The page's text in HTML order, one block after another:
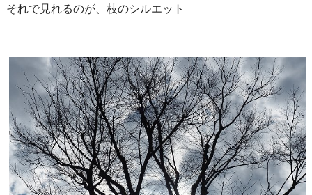
それで見れるのが、枝のシルエット